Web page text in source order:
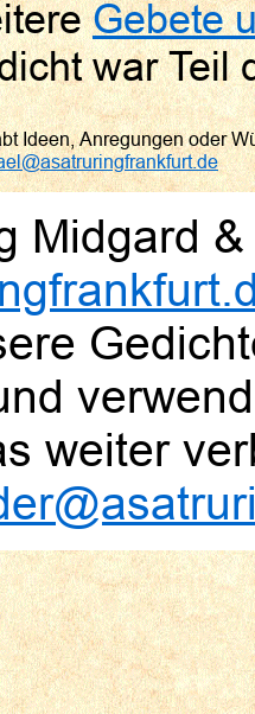
Gebete
war Teil
Ideen, Anregungen oder
Midgard
weiter